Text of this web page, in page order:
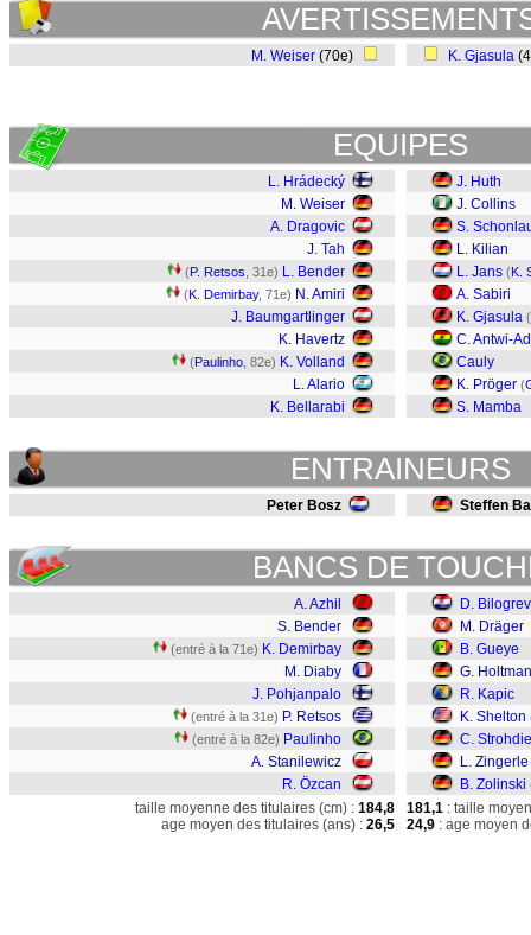
M. Weiser (70e) K. Gjasula
EQUIPES
L. Hrádecký
M. Weiser
A. Dragovic
J. Tah
(P. Retsos , 31e) L. Bender
(K. Demirbay, 71e) N. Amiri
J. Baumgartlinger
K. Havertz
(Paulinho , 82e) K. Volland
L. Alario
K. Bellarabi
J. Huth
J. Collins
S.
L. Kilian
L. Jans (K.
A. Sabiri
K. Gjasula (
C. Antwi-
Cauly
K. Pröger (
S. Mamba
ENTRAINEURS
Peter Bosz Steffen
BANCS DE
A. Azhil
S. Bender
(entré à la 71e) K. Demirbay
M. Diaby
J. Pohjanpalo
(entré à la 31e) P. Retsos
(entré à la 82e) Paulinho
A. Stanilewicz
R. Özcan
D.
M. Dräger
B. Gueye
G.
R. Kapic
K. Shelton
C.
L. Zingerle
B. Zolinski
taille moyenne des titulaires (cm) : 184,8
age moyen des titulaires (ans) : 26,5
181,1 : taille
24,9 : age moyen